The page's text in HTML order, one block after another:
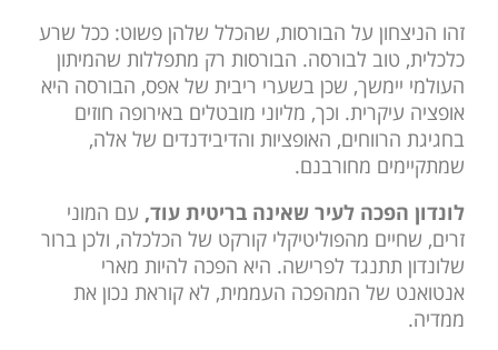
זהו הניצחון על הבורסות, שהכלל שלהן פשוט: ככל שרע
כלכלית, טוב לבורסה. הבורסות רק מתפללות שהמיתון
העולמי יימשך, שכן בשערי ריבית של אפס, הבורסה היא
אופציה עיקרית. וכך, מליוני מובטלים באירופה חוזים
בחגיגת הרווחים, האופציות והדיבידנדים של אלה,
שמתקיימים מחורבנם.
לונדון הפכה לעיר שאינה בריטית עוד, עם המוני
זרים, שחיים מהפוליטיקלי קורקט של הכלכלה, ולכן ברור
שלונדון תתנגד לפרישה. היא הפכה להיות מארי
אנטואנט של המהפכה העממית, לא קוראת נכון את
ממדיה.